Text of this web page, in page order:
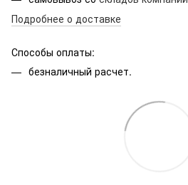
Подробнее о доставке
Способы оплаты:
безналичный расчет.